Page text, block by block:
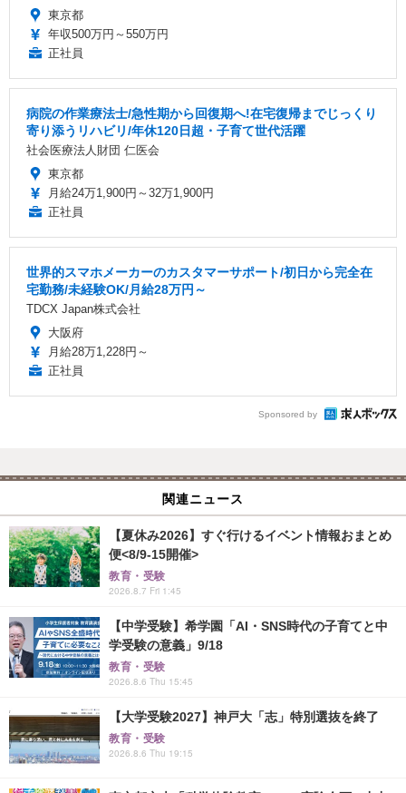
東京都
年収500万円～550万円
正社員
病院の作業療法士/急性期から回復期へ!在宅復帰までじっくり
寄り添うリハビリ/年休120日超・子育て世代活躍
社会医療法人財団 仁医会
東京都
月給24万1,900円～32万1,900円
正社員
世界的スマホメーカーのカスタマーサポート/初日から完全在
宅勤務/未経験OK/月給28万円～
TDCX Japan株式会社
大阪府
月給28万1,228円～
正社員
Sponsored by
関連ニュース
【夏休み2026】すぐ行けるイベント情報おまとめ
便<8/9-15開催>
教育・受験
2026.8.7 Fri 1:45
【中学受験】希学園「AI・SNS時代の子育てと中
学受験の意義」9/18
教育・受験
2026.8.6 Thu 15:45
【大学受験2027】神戸大「志」特別選抜を終了
教育・受験
2026.8.6 Thu 19:15